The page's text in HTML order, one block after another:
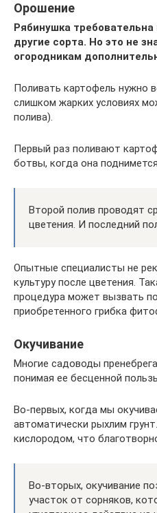
Орошение
Рябинушка
другие сорта. Но это не
огородникам
Поливать картофель нужно
слишком жарких условиях
полива).
Первый раз поливают
ботвы, когда она
Второй полив проводят
цветения. И последний
Опытные специалисты не
культуру после цветения.
процедура может вызвать
приобретенного грибка
Окучивание
Многие садоводы
понимая ее бесценной
Во-первых, когда мы
автоматически рыхлим
кислородом, что
Во-вторых, окучивание
участок от сорняков,